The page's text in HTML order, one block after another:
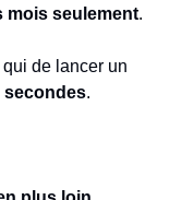
mois seulement.
qui de lancer un
secondes.